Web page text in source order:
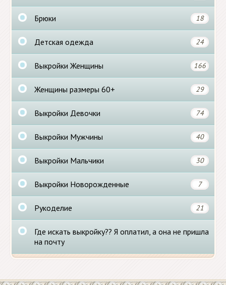
Брюки 18
Детская одежда 24
Выкройки Женщины 166
Женщины размеры 60+ 29
Выкройки Девочки 74
Выкройки Мужчины 40
Выкройки Мальчики 30
Выкройки Новорожденные 7
Рукоделие 21
Где искать выкройку?? Я оплатил, а она не пришла
на почту